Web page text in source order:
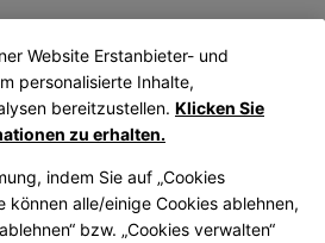
App
Bose Connect
App
Website Erstanbieter- und
personalisierte Inhalte,
bereitzustellen. Klicken Sie
zu erhalten.
indem Sie auf „Cookies
können alle/einige Cookies ablehnen,
bzw. „Cookies verwalten“